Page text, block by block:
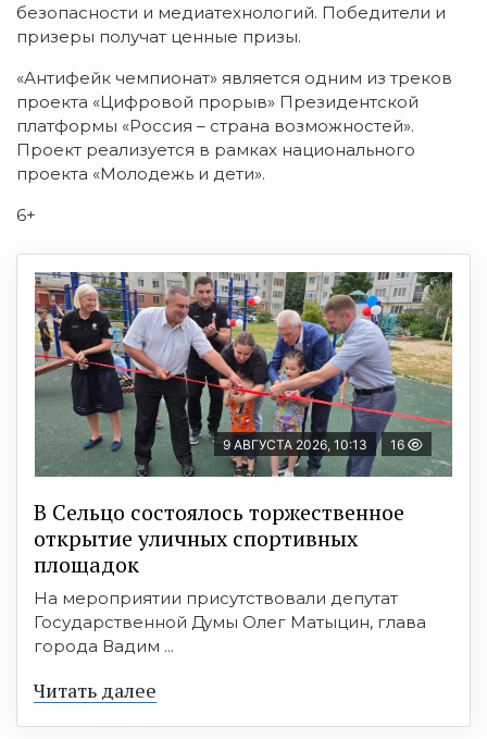
безопасности и медиатехнологий. Победители и
призеры получат ценные призы.
«Антифейк чемпионат» является одним из треков
проекта «Цифровой прорыв» Президентской
платформы «Россия – страна возможностей».
Проект реализуется в рамках национального
проекта «Молодежь и дети».
6+
9 АВГУСТА 2026, 10:13 16
В Сельцо состоялось торжественное
открытие уличных спортивных
площадок
На мероприятии присутствовали депутат
Государственной Думы Олег Матыцин, глава
города Вадим ...
Читать далее